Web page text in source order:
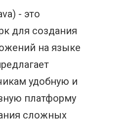
- это
для создания
на языке
удобную и
платформу
сложных